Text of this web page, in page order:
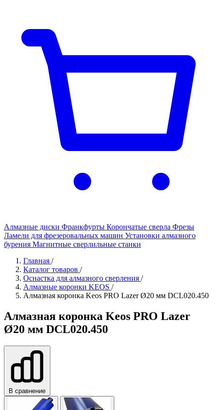
Алмазные диски Франкфурты Корончатые сверла Фрезы
Ламели для фрезеровальных машин Установки алмазного
бурения Магнитные сверлильные станки
Главная /
Каталог товаров /
Оснастка для алмазного сверления /
Алмазные коронки KEOS /
Алмазная коронка Keos PRO Lazer Ø20 мм DCL020.450
Алмазная коронка Keos PRO Lazer
Ø20 мм DCL020.450
В сравнение